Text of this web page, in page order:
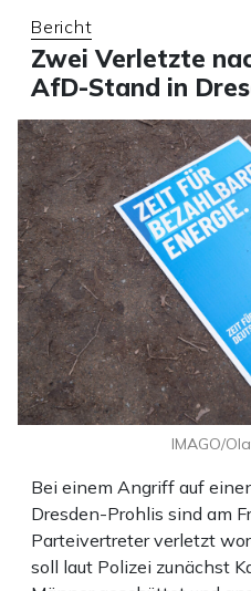
Bericht
Zwei Verletzte
AfD-Stand in
Bei einem Angriff auf
Dresden-Prohlis sind am
Parteivertreter verletzt
soll laut Polizei zunächst
IMAGO/